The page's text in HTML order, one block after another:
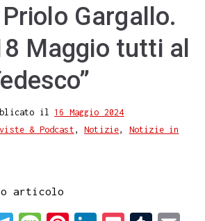
Gargallo.
Maggio tutti al
il 16 Maggio 2024
& Podcast ,Notizie, Notizie in
articolo